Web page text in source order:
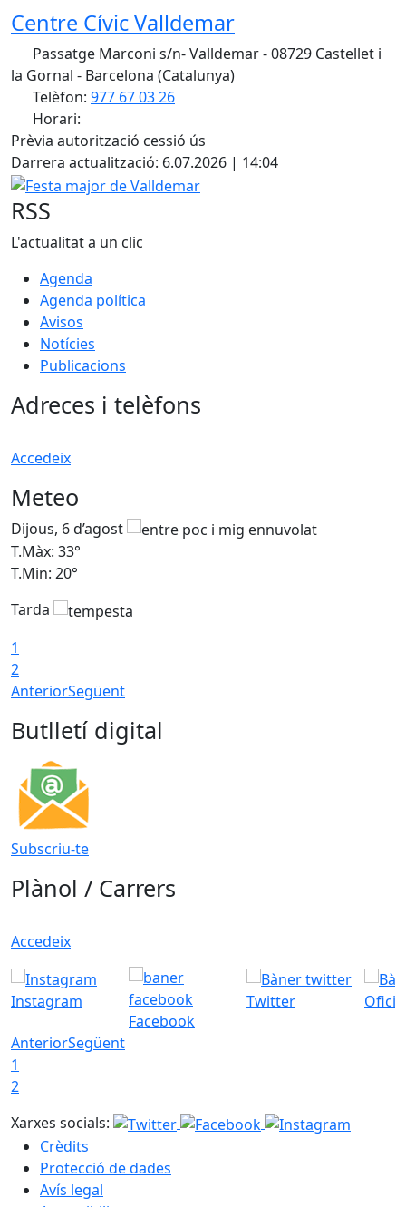
Centre Cívic Valldemar
Passatge Marconi s/n- Valldemar - 08729 Castellet i
la Gornal - Barcelona (Catalunya)
Telèfon: 977 67 03 26
Horari:
Prèvia autorització cessió ús
Darrera actualització: 6.07.2026 | 14:04
Festa major de Valldemar
RSS
L'actualitat a un clic
Agenda
Agenda política
Avisos
Notícies
Publicacions
Adreces i telèfons
Accedeix
Meteo
Dijous, 6 d’agost
T.Màx: 33°
T.Min: 20°
Tarda
1
2
AnteriorSegüent
Butlletí digital
Subscriu-te
Plànol / Carrers
Accedeix
Instagram
Facebook
Twitter
AnteriorSegüent
1
2
Xarxes socials:
Crèdits
Protecció de dades
Avís legal